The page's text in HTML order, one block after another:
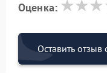
Оценка:
Оставить